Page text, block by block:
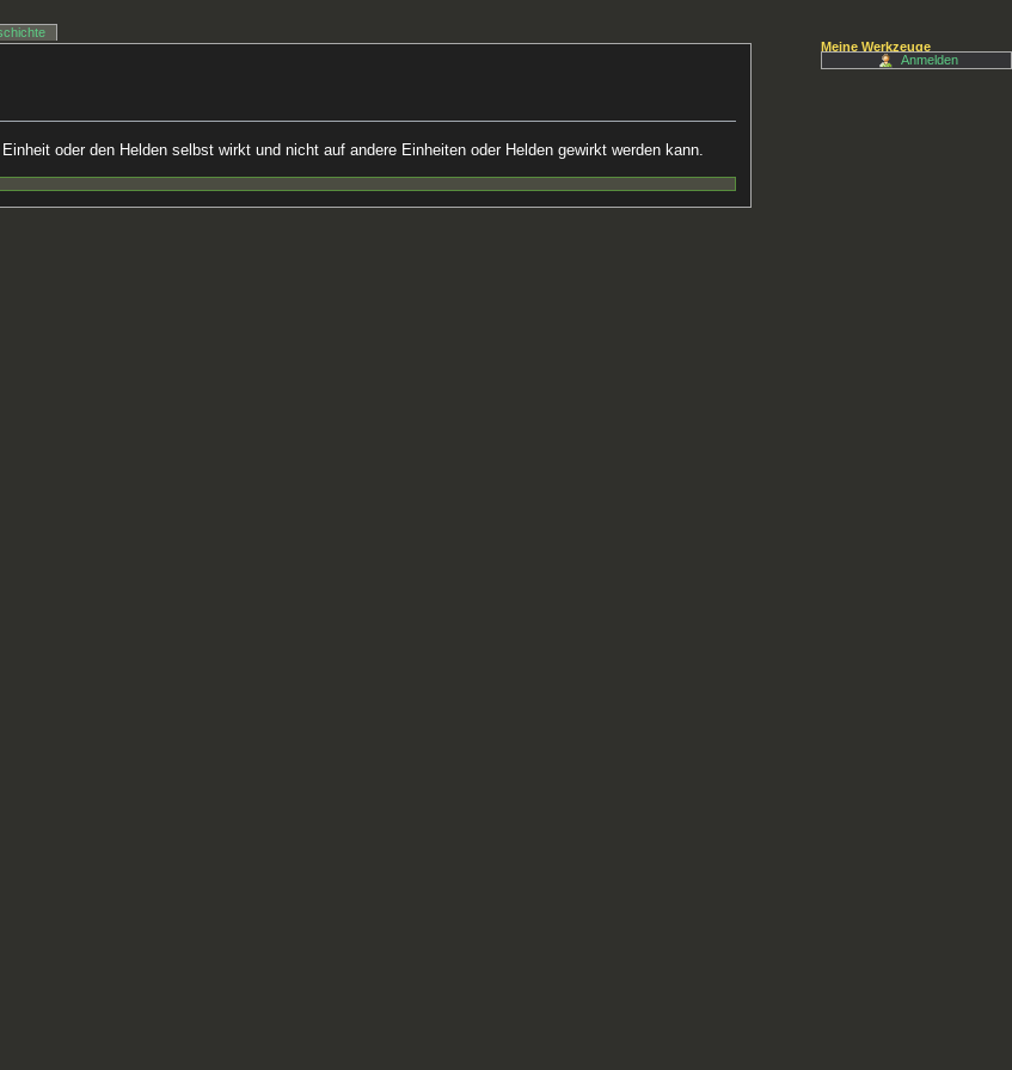
Einheit oder den Helden selbst wirkt und nicht auf andere Einheiten oder Helden gewirkt werden kann.
Meine Werkzeuge
Anmelden